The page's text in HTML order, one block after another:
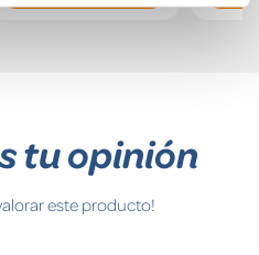
tu opinión
este producto!